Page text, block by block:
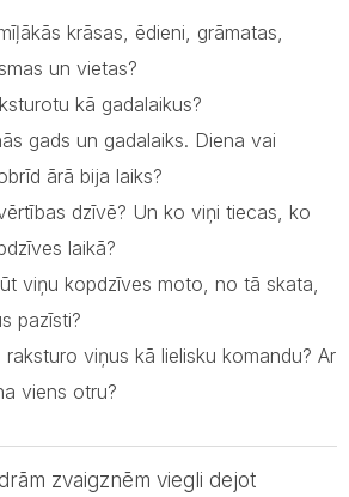
krāsas, ēdieni, grāmatas,
un vietas?
kā gadalaikus?
gads un gadalaiks. Diena vai
ārā bija laiks?
dzīvē? Un ko viņi tiecas, ko
laikā?
viņu kopdzīves moto, no tā skata,
pazīsti?
viņus kā lielisku komandu? Ar
viens otru?
zvaigznēm viegli dejot